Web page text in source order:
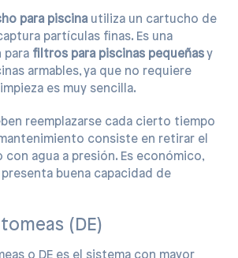
para piscina utiliza un cartucho de
partículas finas. Es una
para filtros para piscinas pequeñasy
armables, ya que no requiere
es muy sencilla.
reemplazarse cada cierto tiempo
consiste en retirar el
con agua a presión. Es económico,
buena capacidad de
(DE)